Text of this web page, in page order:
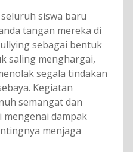
siswa baru
tangan mereka di
sebagai bentuk
saling menghargai,
segala tindakan
Kegiatan
semangat dan
dampak
menjaga